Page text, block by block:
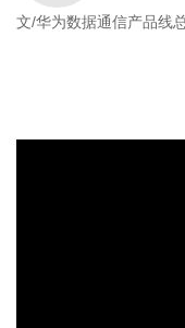
文/华为数据通信产品线